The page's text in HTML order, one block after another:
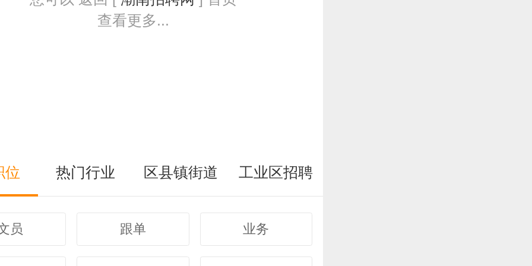
查看更多...
位 热门行业 区县镇街道 工业区招聘
员 跟单 业务